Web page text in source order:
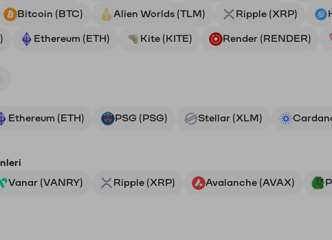
Bitcoin (BTC) Alien Worlds (TLM) Ripple (XRP)
Ethereum (ETH) Kite (KITE) Render (RENDER)
Ethereum (ETH) PSG (PSG) Stellar (XLM)
Vanar (VANRY) Ripple (XRP) Avalanche (AVAX)